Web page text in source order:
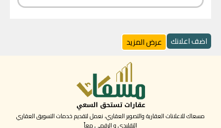
اضف اعلانك عرض المزيد
مسعاك للاعلانات العقارية والتصوير العقاري، نعمل لتقديم خدمات التسويق العقاري
التقليدي و الرقمي معاً